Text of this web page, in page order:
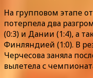
На групповом этапе
потерпела два
(0:3) и Дании (1:4), а
Финляндией (1:0). В
Черчесова заняла
вылетела с